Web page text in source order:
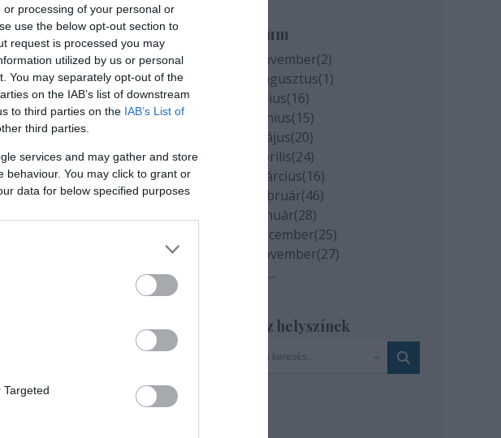
processing of your personal or
use the below opt-out section to
request is processed you may
utilized by us or personal
You may separately opt-out of the
on the IAB’s list of downstream
to third parties on the IAB’s List of
third parties.
services and may gather and store
behaviour. You may click to grant or
data for below specified purposes
Archívum
2020 november(2)
2020 augusztus(1)
2020 július(16)
2020 június(15)
2020 május(20)
2020 április(24)
2020 március(16)
2020 február(46)
2020 január(28)
2019 december(25)
2019 november(27)
...
Szinház helyszínek